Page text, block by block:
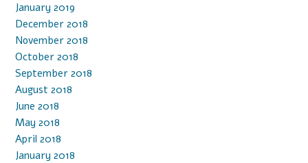
January 2019
December 2018
November 2018
October 2018
September 2018
August 2018
June 2018
May 2018
April 2018
January 2018